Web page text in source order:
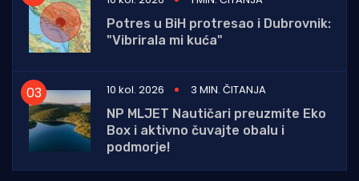
Potres u BiH protresao i Dubrovnik:
"Vibrirala mi kuća"
10 kol. 2026
3 MIN. ČITANJA
NP MLJET Nautičari preuzmite Eko
Box i aktivno čuvajte obalu i
podmorje!